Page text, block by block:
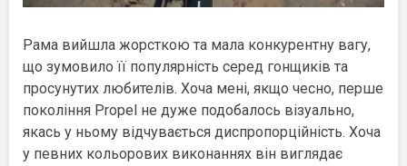
Рама вийшла жорсткою та мала конкурентну вагу,
що зумовило її популярність серед гонщиків та
просунутих любителів. Хоча мені, якщо чесно, перше
покоління Propel не дуже подобалось візуально,
якась у ньому відчувається диспропорційність. Хоча
у певних кольорових виконаннях він виглядає